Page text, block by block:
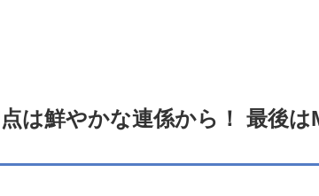
点は鮮やかな連係から！ 最後は